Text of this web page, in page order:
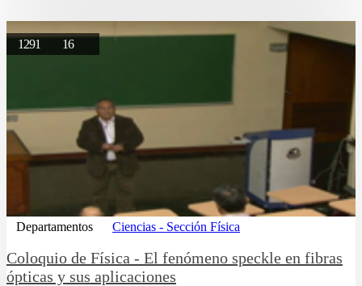
1291 16
Departamentos Ciencias - Sección Física
Coloquio de Física - El fenómeno speckle en fibras
ópticas y sus aplicaciones